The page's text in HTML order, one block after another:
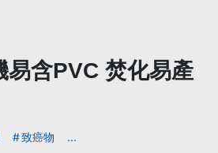
易含PVC 焚化易產
致癌物 ...